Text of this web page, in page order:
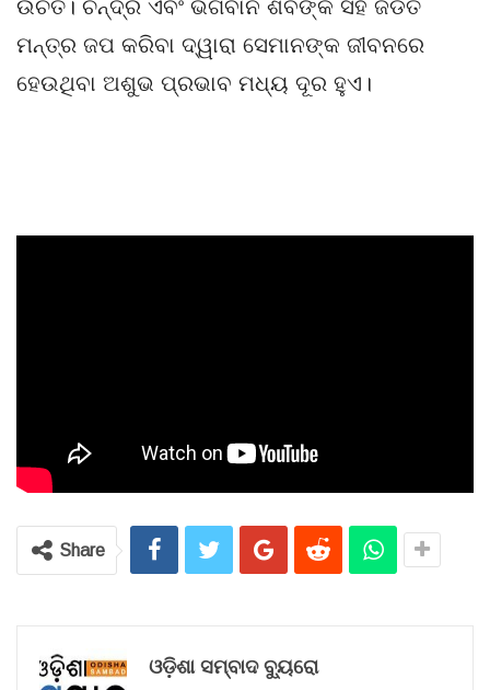
ଉଚିତ। ଚନ୍ଦ୍ର ଏବଂ ଭଗବାନ ଶିବଙ୍କ ସହ ଜଡିତ
ମନ୍ତ୍ର ଜପ କରିବା ଦ୍ୱାରା ସେମାନଙ୍କ ଜୀବନରେ
ହେଉଥିବା ଅଶୁଭ ପ୍ରଭାବ ମଧ୍ୟ ଦୂର ହୁଏ।
Share
ଓଡ଼ିଶା ସମ୍ବାଦ ବ୍ୟୁରୋ